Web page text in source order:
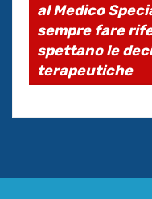
al Medico
sempre fare
spettano le
terapeutiche